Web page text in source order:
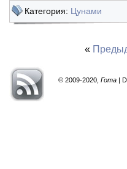
Категория: Цунами
«
© 2009-2020, Гота |